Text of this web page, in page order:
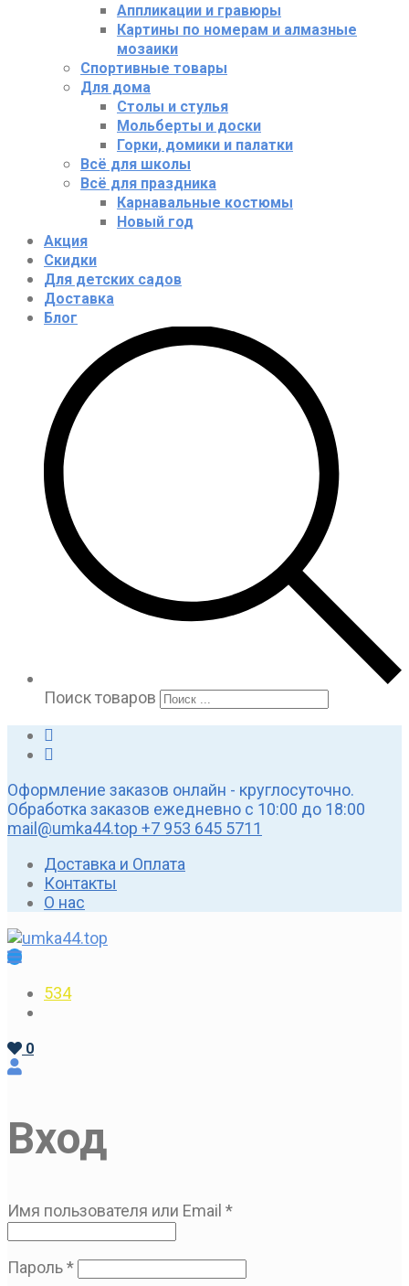
Аппликации и гравюры
Картины по номерам и алмазные
мозаики
Спортивные товары
Для дома
Столы и стулья
Мольберты и доски
Горки, домики и палатки
Всё для школы
Всё для праздника
Карнавальные костюмы
Новый год
Акция
Скидки
Для детских садов
Доставка
Блог
Поиск товаров
Оформление заказов онлайн - круглосуточно.
Обработка заказов ежедневно с 10:00 до 18:00
mail@umka44.top +7 953 645 5711
Доставка и Оплата
Контакты
О нас
534
0
Вход
Имя пользователя или Email *
Пароль*